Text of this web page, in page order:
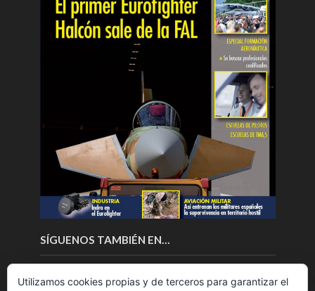
SÍGUENOS TAMBIÉN EN…
Utilizamos cookies propias y de terceros para garantizar el